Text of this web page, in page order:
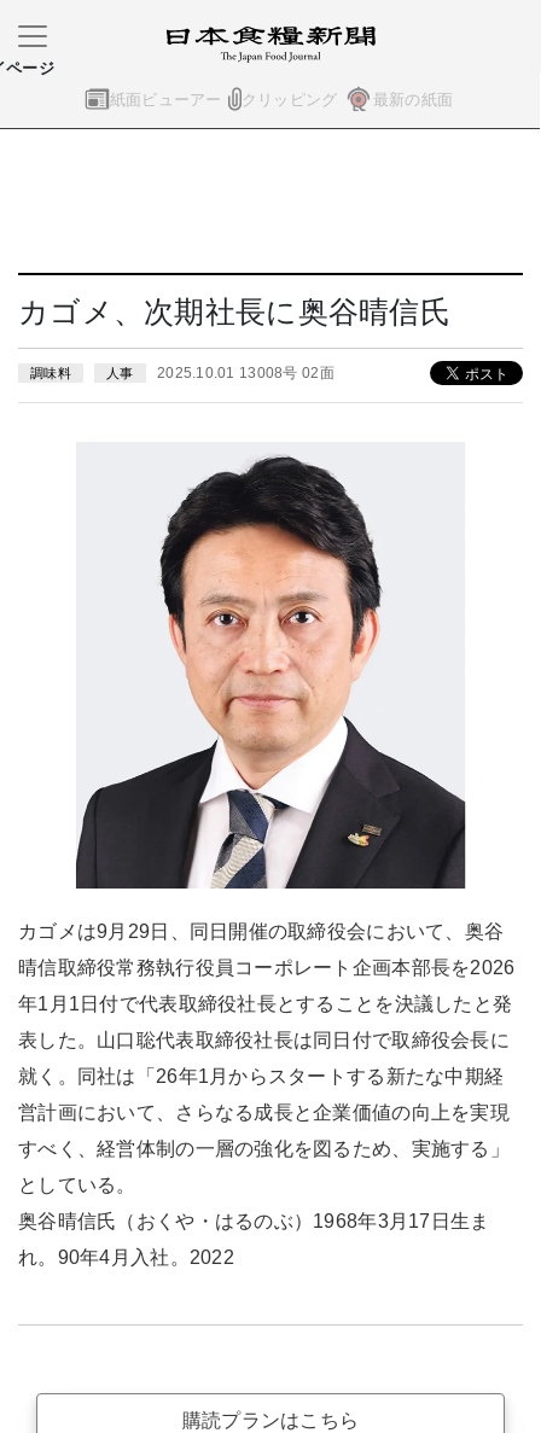
紙面ビューアー クリッピング 最新の紙面
ページ
カゴメ、次期社長に奥谷晴信氏
調味料 人事 2025.10.01 13008号 02面
カゴメは9月29日、同日開催の取締役会において、奥谷
晴信取締役常務執行役員コーポレート企画本部長を2026
年1月1日付で代表取締役社長とすることを決議したと発
表した。山口聡代表取締役社長は同日付で取締役会長に
就く。同社は「26年1月からスタートする新たな中期経
営計画において、さらなる成長と企業価値の向上を実現
すべく、経営体制の一層の強化を図るため、実施する」
としている。
奥谷晴信氏（おくや・はるのぶ）1968年3月17日生ま
れ。90年4月入社。2022
購読プランはこちら